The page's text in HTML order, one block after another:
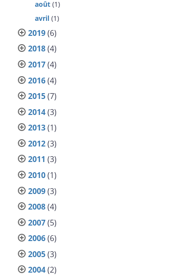
août (1)
avril (1)
2019(6)
2018(4)
2017(4)
2016(4)
2015(7)
2014(3)
2013(1)
2012(3)
2011 (3)
2010(1)
2009(3)
2008(4)
2007(5)
2006(6)
2005(3)
2004(2)